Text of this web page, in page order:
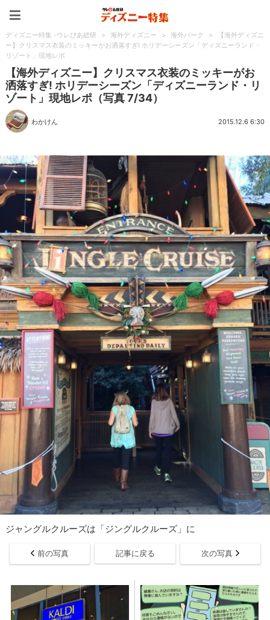
ディズニー特集 -ウレぴあ総研 > 海外ディズニー > 海外パーク >
【海外ディズニ
ー】クリスマス衣装のミッキーがお洒落すぎ! ホリデーシーズン「ディズニーランド・
リゾート」現地レポ
【海外ディズニー】クリスマス衣装のミッキーがお
洒落すぎ! ホリデーシーズン「ディズニーランド・リ
ゾート」現地レポ（写真 7/34）
わかけん 2015.12.6 6:30
ジャングルクルーズは「ジングルクルーズ」に
前の写真 記事に戻る 次の写真